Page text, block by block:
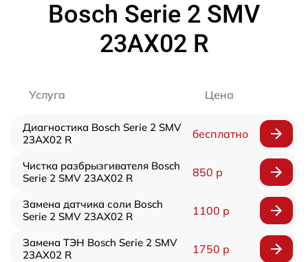
Bosch Serie 2 SMV
23AX02 R
Услуга Цена
Диагностика Bosch Serie 2 SMV
23AX02 R
бесплатно
Чистка разбрызгивателя Bosch
Serie 2 SMV 23AX02 R
850 р
Замена датчика соли Bosch
Serie 2 SMV 23AX02 R
1100 р
Замена ТЭН Bosch Serie 2 SMV
23AX02 R
1750 р